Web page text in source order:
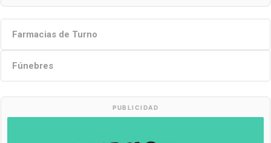
Farmacias de Turno
Fúnebres
PUBLICIDAD